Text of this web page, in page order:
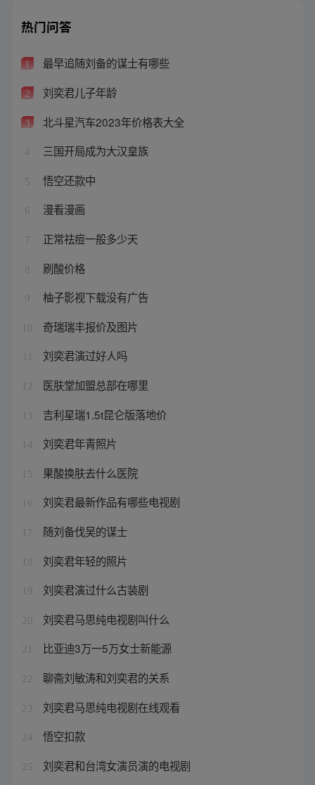
热门问答
1 最早追随刘备的谋士有哪些
2 刘奕君儿子年龄
3 北斗星汽车2023年价格表大全
4 三国开局成为大汉皇族
5 悟空还款中
6 漫看漫画
7 正常祛痘一般多少天
8 刷酸价格
9 柚子影视下载没有广告
10 奇瑞瑞丰报价及图片
刘奕君演过好人吗
12 医肤堂加盟总部在哪里
13 吉利星瑞1.5t昆仑版落地价
14 刘奕君年青照片
15 果酸换肤去什么医院
16 刘奕君最新作品有哪些电视剧
17 随刘备伐吴的谋士
18 刘奕君年轻的照片
19 刘奕君演过什么古装剧
20 刘奕君马思纯电视剧叫什么
21 比亚迪3万一5万女士新能源
22 聊斋刘敏涛和刘奕君的关系
23 刘奕君马思纯电视剧在线观看
24 悟空扣款
25 刘奕君和台湾女演员演的电视剧